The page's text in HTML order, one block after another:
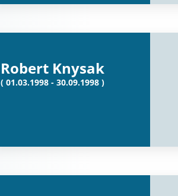
Robert Knysak
( 01.03.1998 - 30.09.1998 )